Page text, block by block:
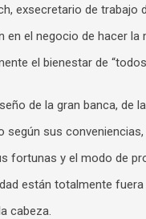
exsecretario de
en el negocio de hacer
el bienestar de
de la gran banca, de
sus
fortunas y el modo de
están totalmente
cabeza.